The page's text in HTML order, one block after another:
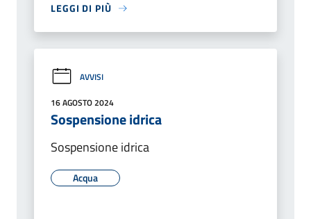
LEGGI DI PIÙ
AVVISI
16 AGOSTO 2024
Sospensione idrica
Sospensione idrica
Acqua